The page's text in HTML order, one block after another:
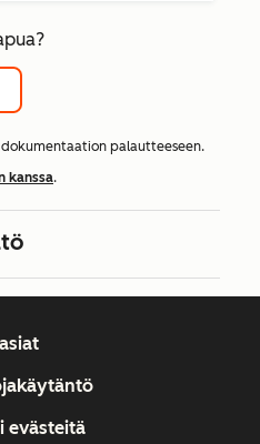
palautteeseen.
kanssa.
evästeitä